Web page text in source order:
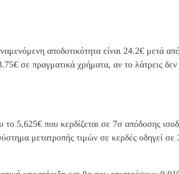
αποδοτικότητα είναι 24.2€ μετά
σε πραγματικά χρήματα, αν το λάτρεις
5,625€ που κερδίζεται σε 7σ απόδοσης
μετατροπής τιμών σε κερδές οδηγεί